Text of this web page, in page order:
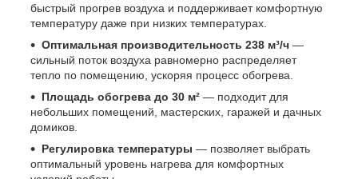
быстрый прогрев воздуха и поддерживает комфортную
температуру даже при низких температурах.
Оптимальная производительность 238 м³/ч —
сильный поток воздуха равномерно распределяет
тепло по помещению, ускоряя процесс обогрева.
Площадь обогрева до 30 м² — подходит для
небольших помещений, мастерских, гаражей и дачных
домиков.
Регулировка температуры — позволяет выбрать
оптимальный уровень нагрева для комфортных